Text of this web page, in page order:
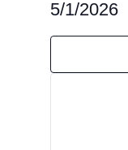
5/1/2026
wählen.
Das
der